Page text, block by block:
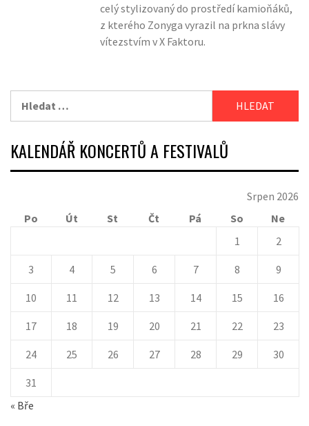
celý stylizovaný do prostředí kamioňáků,
z kterého Zonyga vyrazil na prkna slávy
vítezstvím v X Faktoru.
KALENDÁŘ KONCERTŮ A FESTIVALŮ
Srpen 2026
Po
Út St Čt Pá So
Ne
1
2
3 4 5 6 7 8 9
10 11 12 13 14 15 16
17 18 19 20 21 22 23
24 25 26 27 28 29 30
31
« Bře